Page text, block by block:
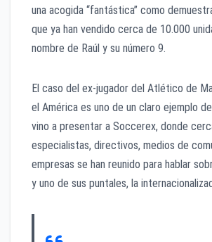
una acogida “fantástica” como
que ya han vendido cerca de 10.000
nombre de Raúl y su número 9.
El caso del ex-jugador del Atlético de
el América es uno de un claro ejemplo
vino a presentar a Soccerex, donde
especialistas, directivos, medios de
empresas se han reunido para hablar
y uno de sus puntales, la